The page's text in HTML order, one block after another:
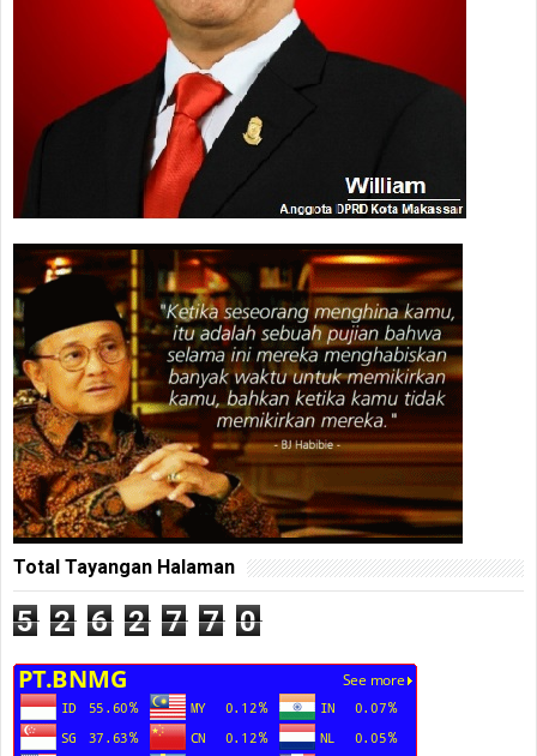
Total Tayangan Halaman
5 2 6 2 7 7 0